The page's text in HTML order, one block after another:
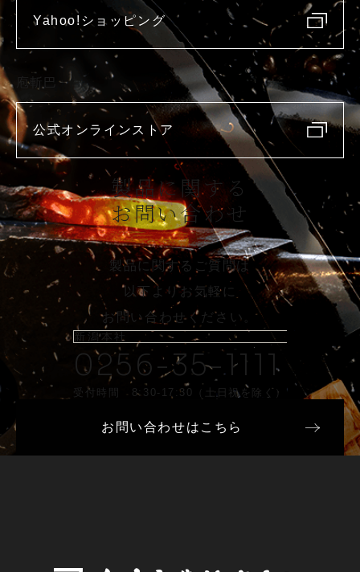
Yahoo!ショッピング
庖斬巴
公式オンラインストア
製品に関する
お問い合わせ
製品に関するご質問は
以下よりお気軽に
お問い合わせください。
新潟本社
0256-35-1111
受付時間 8:30-17:30（土日祝を除く）
お問い合わせはこちら